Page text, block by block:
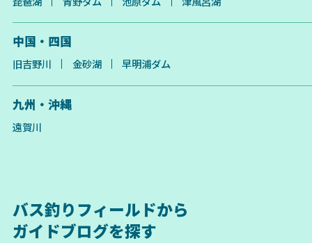
中国・四国
旧吉野川 金砂湖 早明浦ダム
九州・沖縄
遠賀川
バス釣りフィールドから
ガイドブログを探す